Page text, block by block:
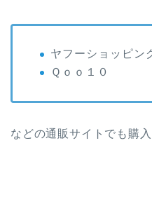
ヤフーショッピン
Ｑｏｏ１０
などの通販サイトでも購入